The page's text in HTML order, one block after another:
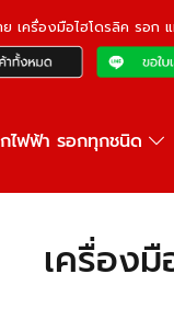
เครื่องมือไฮโดรลิค รอ
ไฟฟ้า รอกทุกชนิด
เครื่อง